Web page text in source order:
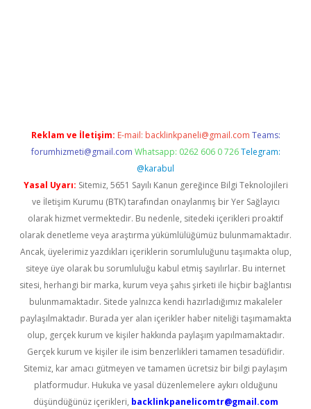
Reklam ve İletişim: E-mail: backlinkpaneli@gmail.com Teams:
forumhizmeti@gmail.com Whatsapp: 0262 606 0 726 Telegram:
@karabul
Yasal Uyarı: Sitemiz, 5651 Sayılı Kanun gereğince Bilgi Teknolojileri
ve İletişim Kurumu (BTK) tarafından onaylanmış bir Yer Sağlayıcı
olarak hizmet vermektedir. Bu nedenle, sitedeki içerikleri proaktif
olarak denetleme veya araştırma yükümlülüğümüz bulunmamaktadır.
Ancak, üyelerimiz yazdıkları içeriklerin sorumluluğunu taşımakta olup,
siteye üye olarak bu sorumluluğu kabul etmiş sayılırlar. Bu internet
sitesi, herhangi bir marka, kurum veya şahıs şirketi ile hiçbir bağlantısı
bulunmamaktadır. Sitede yalnızca kendi hazırladığımız makaleler
paylaşılmaktadır. Burada yer alan içerikler haber niteliği taşımamakta
olup, gerçek kurum ve kişiler hakkında paylaşım yapılmamaktadır.
Gerçek kurum ve kişiler ile isim benzerlikleri tamamen tesadüfidir.
Sitemiz, kar amacı gütmeyen ve tamamen ücretsiz bir bilgi paylaşım
platformudur. Hukuka ve yasal düzenlemelere aykırı olduğunu
düşündüğünüz içerikleri, backlinkpanelicomtr@gmail.com